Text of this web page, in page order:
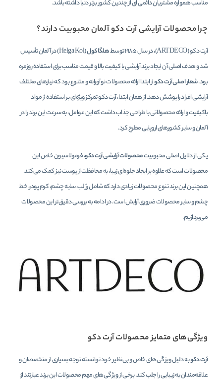
مناسب همواره مشتریان دائمی ای از چندین کشور برتر دنیا داشته باشد.
چرا محصولات آرایشی آرت دکو آلمان محبوبیت دارند؟
آرت دکو (ARTDECO)، در سال 1985 توسط هلگا کول
(Helga Kol) در آلمان تأسیس
شد و هدف اصلی آن ایجاد برند آرایشی با کیفیت بالا و قیمت مناسب برای استفاده روزمره
بود.شعار اصلی آرت دکواز ابتدا ارائه محصولات نوآورانه و متنوع بود که نیازهای مختلف
آرایشی افراد را پوشش دهد. از همان ابتدا، آرت دکو تمرکز ویژه‌ای بر استفاده از مواد
باکیفیت و ارائه محصولاتی با طراحی جذاب داشت که این عوامل، به سرعت این برند را در
آلمان و سایر کشورهای اروپایی مطرح کرد.
یکی از دلایل اصلی محبوبیتمحصولات آرایشی آرت دکو، فرمولاسیون خاص این
محصولات است که علاوه بر ایجاد جلوه‌ای زیبا، به محافظت از پوست نیز کمک می‌کند.
همچنین این برند تنوع محصولات زیادی دارد که شامل رژ لب، سایه چشم، کرم پودر، خط
چشم و سایر محصولات ضروری آرایش است. در ادامه به بررسی دقیق‌تر این محصولات
می‌پردازیم.
ویژگی‌های متمایز محصولات آرت دکو
آرت دکوبه دلیل ویژگی‌های خاص و بی‌نظیر خود توانسته توجه بسیاری از متخصصان و
علاقه‌مندان به زیبایی را جلب کند. برخی از ویژگی‌های مهم محصولات این برند عبارتند از: